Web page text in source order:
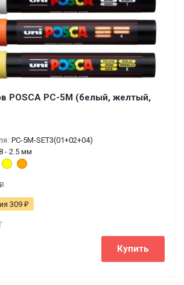
POSCA PC-5M (белый, желтый,
PC-5M-SET3(01+02+04)
- 2.5 мм
₽
309 ₽